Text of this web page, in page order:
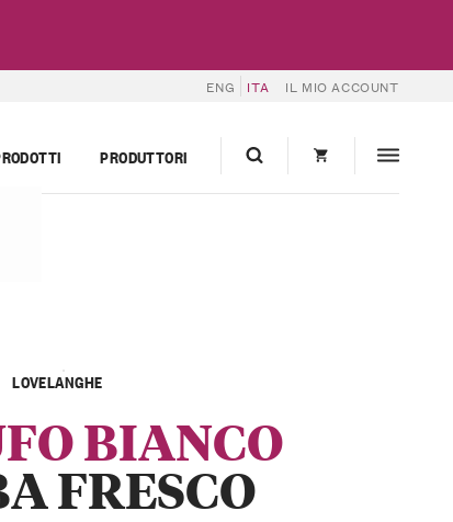
ENG ITA IL MIO ACCOUNT
PRODUTTORI
LOVELANGHE
BIANCO
FRESCO